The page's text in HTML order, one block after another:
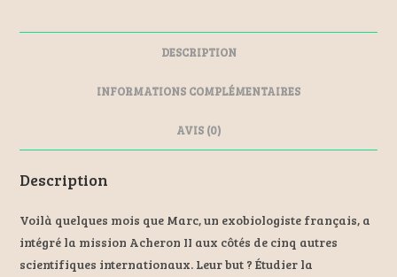
b n
r
l es
t
DESCRIPTION
INFORMATIONS COMPLÉMENTAIRES
AVIS (0)
Description
Voilà quelques mois que Marc, un exobiologiste français, a
intégré la mission Acheron II aux côtés de cinq autres
scientifiques internationaux. Leur but ? Étudier la